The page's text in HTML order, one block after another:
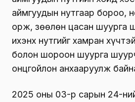
аймгуудын нутгаар бороо,
орж, зөөлөн цасан шуурга
ихэнх нутгийг хамран
болон шороон шуурга
онцгойлон анхааруулж
2025 оны 03-р сарын 24-